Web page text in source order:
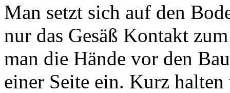
Man setzt sich auf den
nur das Gesäß Kontakt
man die Hände vor den
einer Seite ein. Kurz